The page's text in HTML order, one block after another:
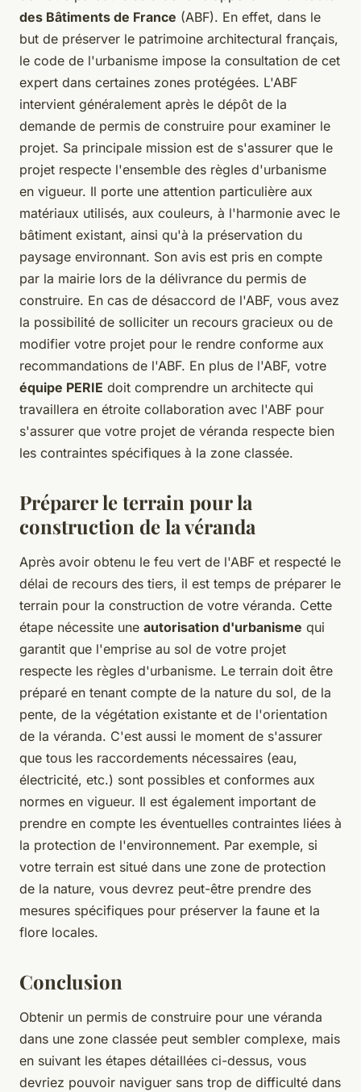
des Bâtiments de France (ABF). En effet, dans le
but de préserver le patrimoine architectural français,
le code de l'urbanisme impose la consultation de cet
expert dans certaines zones protégées. L'ABF
intervient généralement après le dépôt de la
demande de permis de construire pour examiner le
projet. Sa principale mission est de s'assurer que le
projet respecte l'ensemble des règles d'urbanisme
en vigueur. Il porte une attention particulière aux
matériaux utilisés, aux couleurs, à l'harmonie avec le
bâtiment existant, ainsi qu'à la préservation du
paysage environnant. Son avis est pris en compte
par la mairie lors de la délivrance du permis de
construire. En cas de désaccord de l'ABF, vous avez
la possibilité de solliciter un recours gracieux ou de
modifier votre projet pour le rendre conforme aux
recommandations de l'ABF. En plus de l'ABF, votre
équipe PERIE doit comprendre un architecte qui
travaillera en étroite collaboration avec l'ABF pour
s'assurer que votre projet de véranda respecte bien
les contraintes spécifiques à la zone classée.
Préparer le terrain pour la
construction de la véranda
Après avoir obtenu le feu vert de l'ABF et respecté le
délai de recours des tiers, il est temps de préparer le
terrain pour la construction de votre véranda. Cette
étape nécessite une autorisation d'urbanisme qui
garantit que l'emprise au sol de votre projet
respecte les règles d'urbanisme. Le terrain doit être
préparé en tenant compte de la nature du sol, de la
pente, de la végétation existante et de l'orientation
de la véranda. C'est aussi le moment de s'assurer
que tous les raccordements nécessaires (eau,
électricité, etc.) sont possibles et conformes aux
normes en vigueur. Il est également important de
prendre en compte les éventuelles contraintes liées à
la protection de l'environnement. Par exemple, si
votre terrain est situé dans une zone de protection
de la nature, vous devrez peut-être prendre des
mesures spécifiques pour préserver la faune et la
flore locales.
Conclusion
Obtenir un permis de construire pour une véranda
dans une zone classée peut sembler complexe, mais
en suivant les étapes détaillées ci-dessus, vous
devriez pouvoir naviguer sans trop de difficulté dans